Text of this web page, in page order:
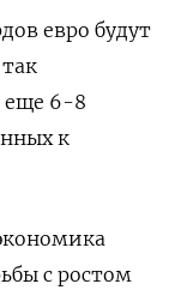
евро будут
еще 6-8
к
с ростом